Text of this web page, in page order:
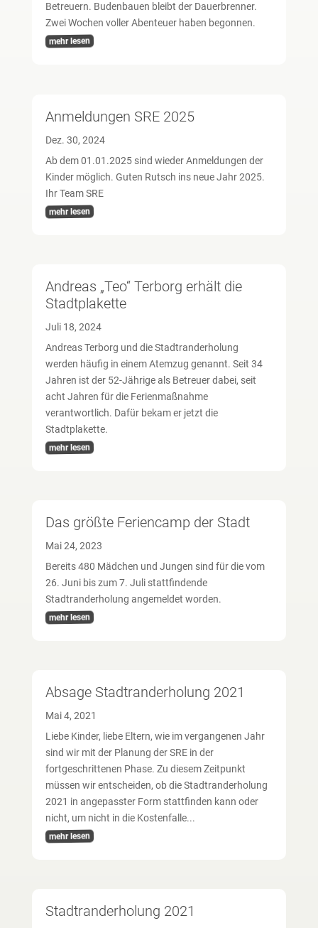
Betreuern. Budenbauen bleibt der Dauerbrenner.
Zwei Wochen voller Abenteuer haben begonnen.
mehr lesen
Anmeldungen SRE 2025
Dez. 30, 2024
Ab dem 01.01.2025 sind wieder Anmeldungen der
Kinder möglich. Guten Rutsch ins neue Jahr 2025.
Ihr Team SRE
mehr lesen
Andreas „Teo“ Terborg erhält die
Stadtplakette
Juli 18, 2024
Andreas Terborg und die Stadtranderholung
werden häufig in einem Atemzug genannt. Seit 34
Jahren ist der 52-Jährige als Betreuer dabei, seit
acht Jahren für die Ferienmaßnahme
verantwortlich. Dafür bekam er jetzt die
Stadtplakette.
mehr lesen
Das größte Feriencamp der Stadt
Mai 24, 2023
Bereits 480 Mädchen und Jungen sind für die vom
26. Juni bis zum 7. Juli stattfindende
Stadtranderholung angemeldet worden.
mehr lesen
Absage Stadtranderholung 2021
Mai 4, 2021
Liebe Kinder, liebe Eltern, wie im vergangenen Jahr
sind wir mit der Planung der SRE in der
fortgeschrittenen Phase. Zu diesem Zeitpunkt
müssen wir entscheiden, ob die Stadtranderholung
2021 in angepasster Form stattfinden kann oder
nicht, um nicht in die Kostenfalle...
mehr lesen
Stadtranderholung 2021